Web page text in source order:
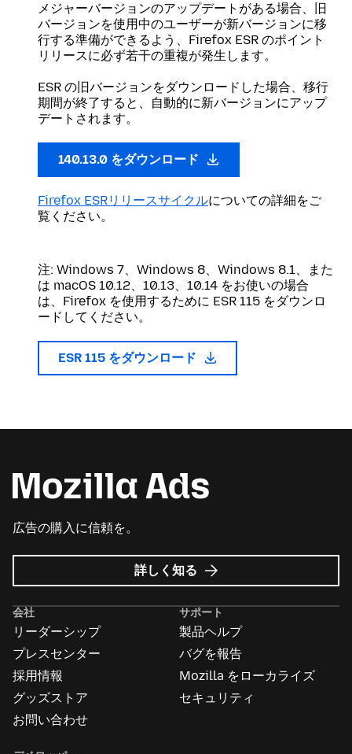
メジャーバージョンのアップデートがある場合、旧
バージョンを使用中のユーザーが新バージョンに移
行する準備ができるよう、Firefox ESR のポイント
リリースに必ず若干の重複が発生します。
ESR の旧バージョンをダウンロードした場合、移行
期間が終了すると、自動的に新バージョンにアップ
デートされます。
140.13.0 をダウンロード
Firefox ESRリリースサイクルについての詳細をご
覧ください。
注: Windows 7、Windows 8、Windows 8.1、また
は macOS 10.12、10.13、10.14 をお使いの場合
は、Firefox を使用するために ESR 115 をダウンロ
ードしてください。
ESR 115 をダウンロード
広告の購入に信頼を。
Mozilla
広
詳しく知る
会社
リーダーシップ
プレスセンター
採用情報
グッズストア
お問い合わせ
サポート
製品ヘルプ
バグを報告
Mozilla をローカライズ
セキュリティ